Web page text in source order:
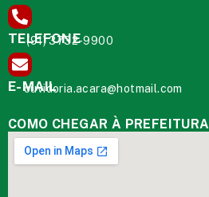
TELEFONE
(91) 3732-9900
E-MAIL
ouvidoria.acara@hotmail.com
COMO CHEGAR À PREFEITURA